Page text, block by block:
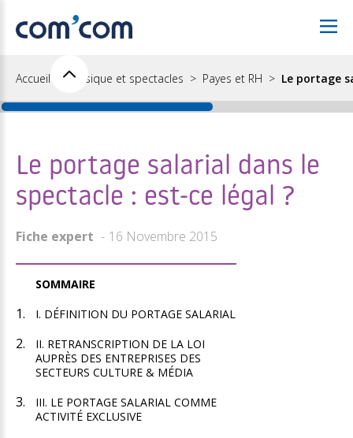
Accueil Musique et spectacles Payes et RH Le portage
Le portage salarial dans le
spectacle : est-ce légal ?
Fiche expert 16 Novembre 2015
SOMMAIRE
I. DÉFINITION DU PORTAGE SALARIAL
II. RETRANSCRIPTION DE LA LOI
AUPRÈS DES ENTREPRISES DES
SECTEURS CULTURE & MÉDIA
III. LE PORTAGE SALARIAL COMME
ACTIVITÉ EXCLUSIVE